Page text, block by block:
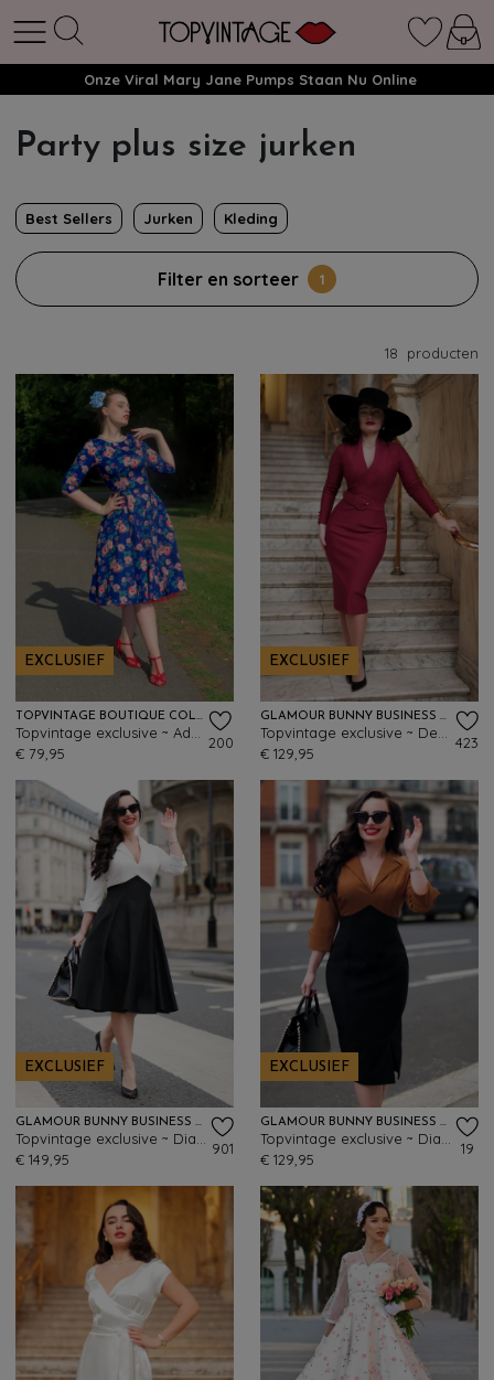
Onze Viral Mary Jane Pumps Staan Nu Online
Party plus size jurken
Best Sellers Jurken Kleding
Filter en sorteer 1
18 producten
EXCLUSIEF
TOPVINTAGE BOUTIQUE COLLECTION
€ 79,95
200
EXCLUSIEF
GLAMOUR BUNNY BUSINESS BABE
€ 129,95
423
EXCLUSIEF
GLAMOUR BUNNY BUSINESS BABE
€ 149,95
901
EXCLUSIEF
GLAMOUR BUNNY BUSINESS BABE
€ 129,95
19